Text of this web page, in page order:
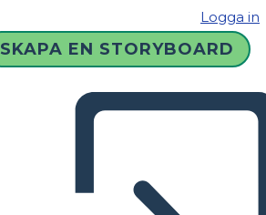
Logga in
SKAPA EN STORYBOARD